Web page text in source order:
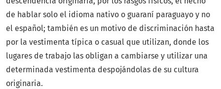
de hablar solo el idioma nativo o guaraní paraguayo y no
el español; también es un motivo de discriminación hasta
por la vestimenta típica o casual que utilizan, donde los
lugares de trabajo las obligan a cambiarse y utilizar una
determinada vestimenta despojándolas de su cultura
originaria.